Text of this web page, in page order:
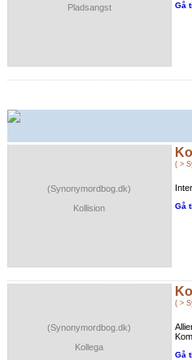
Pladsangst
Gå
(Synonymordbog.dk)
Kollision
( >
Gå
(Synonymordbog.dk)
Kollega
( >
Gå